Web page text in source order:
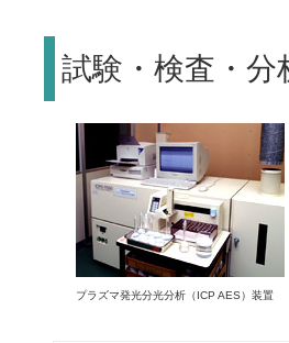
試験・検査・分
プラズマ発光分光分析（ICP AES）装置